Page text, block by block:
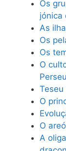
Os
jónica
As
Os
Os
O
Perseu
O
O
A